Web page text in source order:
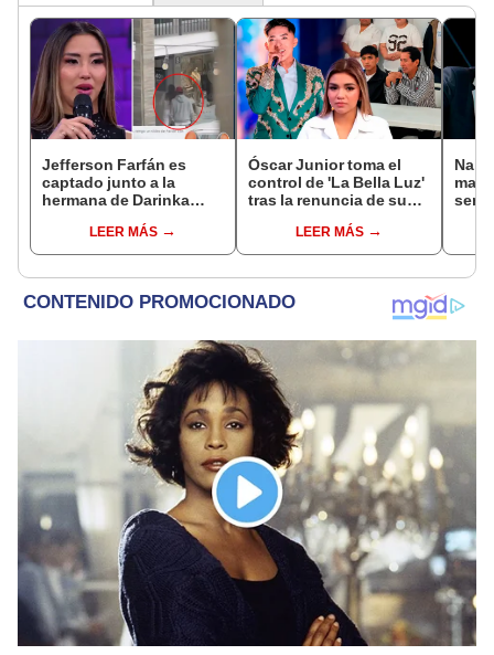
Jefferson Farfán es
captado junto a la
hermana de Darinka
Kanashiro trabajaba: “Él
tiene sus…”
LEER MÁS
Óscar Junior toma el
control de 'La Bella Luz'
tras la renuncia de su
caso Naldy Saldaña
LEER MÁS